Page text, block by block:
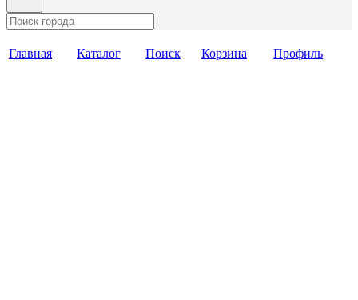
Главная Каталог Поиск Корзина Профиль